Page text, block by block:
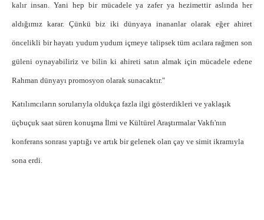
kalır insan. Yani hep bir mücadele ya zafer ya hezimettir aslında her
aldığımız karar. Çünkü biz iki dünyaya inananlar olarak eğer ahiret
öncelikli bir hayatı yudum yudum içmeye talipsek tüm acılara rağmen son
güleni oynayabiliriz ve bilin ki ahireti satın almak için mücadele edene
Rahman dünyayı promosyon olarak sunacaktır."
Katılımcıların sorularıyla oldukça fazla ilgi gösterdikleri ve yaklaşık
üçbuçuk saat süren konuşma İlmi ve Kültürel Araştırmalar Vakfı'nın
konferans sonrası yaptığı ve artık bir gelenek olan çay ve simit ikramıyla
sona erdi.